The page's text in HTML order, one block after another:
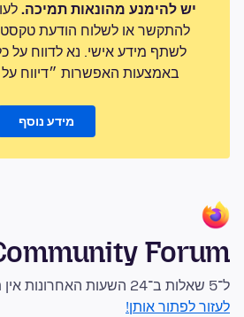
יש להימנע מהונאות תמיכה.
להתקשר או לשלוח הודעת טקסט
לשתף מידע אישי. נא לדווח על
באמצעות האפשרות ״דיווח
מידע נוסף
Forum
ל־5 שאלות ב־24 השעות האחרונות אין תגובה.
לעזור לפתור אותן!